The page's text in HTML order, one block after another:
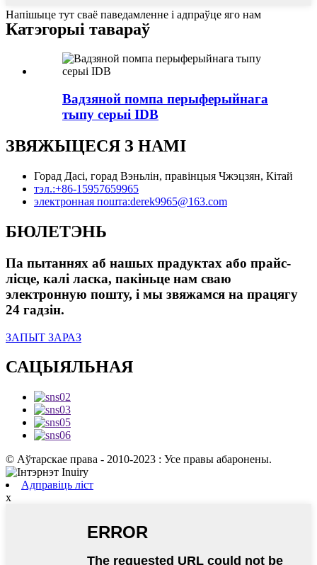
Напішыце тут сваё паведамленне і адпраўце яго нам
Катэгорыі тавараў
Вадзяной помпа перыферыйнага
тыпу серыі IDB
ЗВЯЖЫЦЕСЯ З НАМІ
Горад Дасі, горад Вэньлін, правінцыя Чжэцзян, Кітай
тэл.:+86-15957659965
электронная пошта:derek9965@163.com
БЮЛЕТЭНЬ
Па пытаннях аб нашых прадуктах або прайс-
лісце, калі ласка, пакіньце нам сваю
электронную пошту, і мы звяжамся на працягу
24 гадзін.
ЗАПЫТ ЗАРАЗ
САЦЫЯЛЬНАЯ
© Аўтарскае права - 2010-2023 : Усе правы абаронены.
Адправіць ліст
x